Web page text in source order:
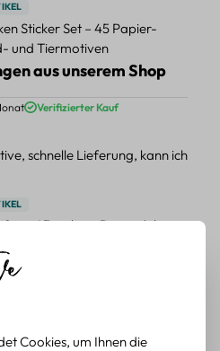
Sticker Set – 45 Papier-
und Tiermotiven
aus unserem Shop
von 5 von 5 Sternen
Verifizierter Kauf
schnelle Lieferung, kann ich
Set – 45-teiliges Papierdekor
von 5 von 5 Sternen
Büchern, würde sie
Cookies, um Ihnen die